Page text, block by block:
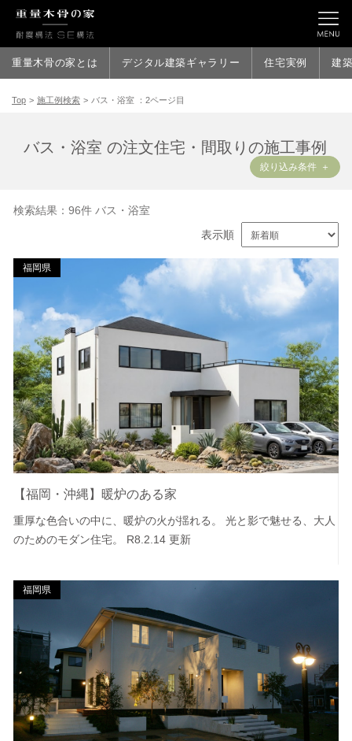
重量木骨の家とは デジタル建築ギャラリー 住宅実例 建
Top > 施工例検索 > バス・浴室 ：2ページ目
バス・浴室 の注文住宅・間取りの施工事例
絞り込み条件
検索結果：96件 バス・浴室
表示順
福岡県
【福岡・沖縄】暖炉のある家
重厚な色合いの中に、暖炉の火が揺れる。 光と影で魅せる、大人
のためのモダン住宅。 R8.2.14 更新
福岡県